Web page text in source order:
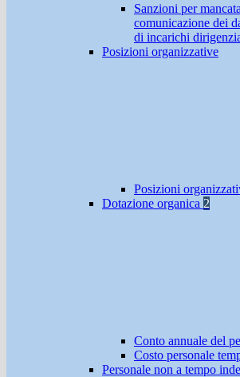
Sanzioni per
comunicazione dei
di incarichi
Posizioni organizzative
Posizioni
Dotazione organica 2
Conto annuale del
Costo personale
Personale non a tempo